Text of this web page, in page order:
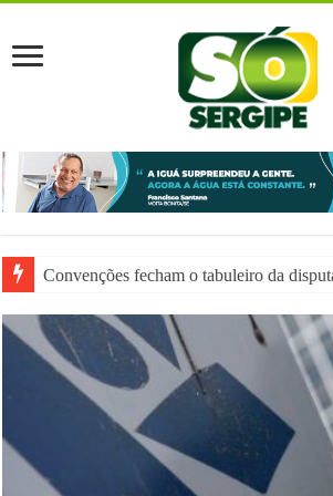
Justiça do Trabalho chama atenção para